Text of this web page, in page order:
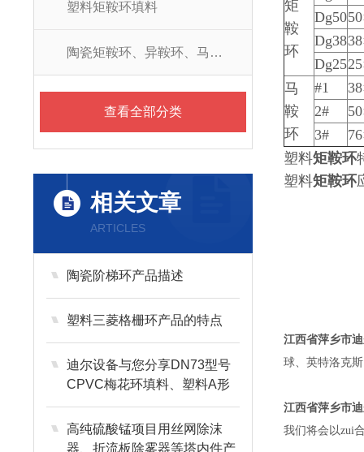
塑料矩鞍环填料
陶瓷矩鞍环、异鞍环、马鞍环填料
查看全部分类
相关文章
ARTICLES
陶瓷阶梯环产品描述
塑料三菱格栅环产品的特点
迪尔设备与您分享DN73型号
CPVC梅花环填料、塑料A形
CPVC材质泰勒花环
高纯硫酸锰项目用丝网除沫
器、折流板除雾器等塔内件产
矩
鞍
环
Dg50
Dg38
Dg25
马
鞍
环
#1
2#
3#
塑料矩鞍环
塑料矩鞍环
江西省萍乡市
球、英特洛克
江西省萍乡市
我们将会以zui